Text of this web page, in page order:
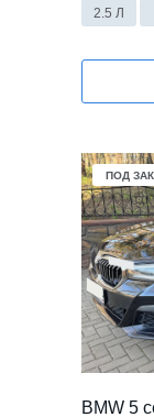
2.5 Л
BMW 5
ПОД